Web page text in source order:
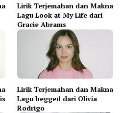
Lirik Terjemahan dan Makna
Lagu Look at My Life dari
Gracie Abrams
Lirik Terjemahan dan Makna
Lagu begged dari Olivia
Rodrigo